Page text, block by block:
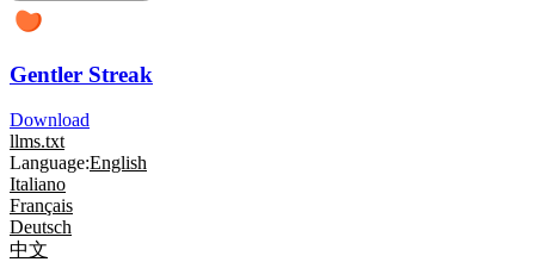
Gentler Streak
Download
llms.txt
Language:English
Italiano
Français
Deutsch
中文